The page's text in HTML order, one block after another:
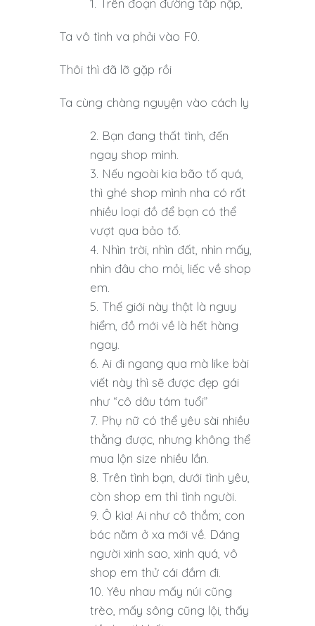
Trên đoạn đường tấp nập,
Ta vô tình va phải vào F0.
Thôi thì đã lỡ gặp rồi
Ta cùng chàng nguyện vào cách ly
Bạn đang thất tình, đến
ngay shop mình.
Nếu ngoài kia bão tố quá,
thì ghé shop mình nha có rất
nhiều loại đồ để bạn có thể
vượt qua bảo tố.
Nhìn trời, nhìn đất, nhìn mấy,
nhìn đâu cho mỏi, liếc về shop
em.
Thế giới này thật là nguy
hiểm, đồ mới về là hết hàng
ngay.
Ai đi ngang qua mà like bài
viết này thì sẽ được đẹp gái
như “cô dâu tám tuổi”
Phụ nữ có thể yêu sài nhiều
thằng được, nhưng không thể
mua lộn size nhiều lần.
Trên tình bạn, dưới tình yêu,
còn shop em thì tình người.
Ô kìa! Ai như cô thắm; con
bác năm ở xa mới về. Dáng
người xinh sao, xinh quá, vô
shop em thử cái đầm đi.
Yêu nhau mấy núi cũng
trèo, mấy sông cũng lội, thấy